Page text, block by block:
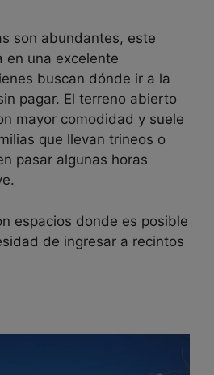
son abundantes, este
en una excelente
buscan dónde ir a la
pagar. El terreno abierto
mayor comodidad y suele
que llevan trineos o
pasar algunas horas
espacios donde es posible
de ingresar a recintos